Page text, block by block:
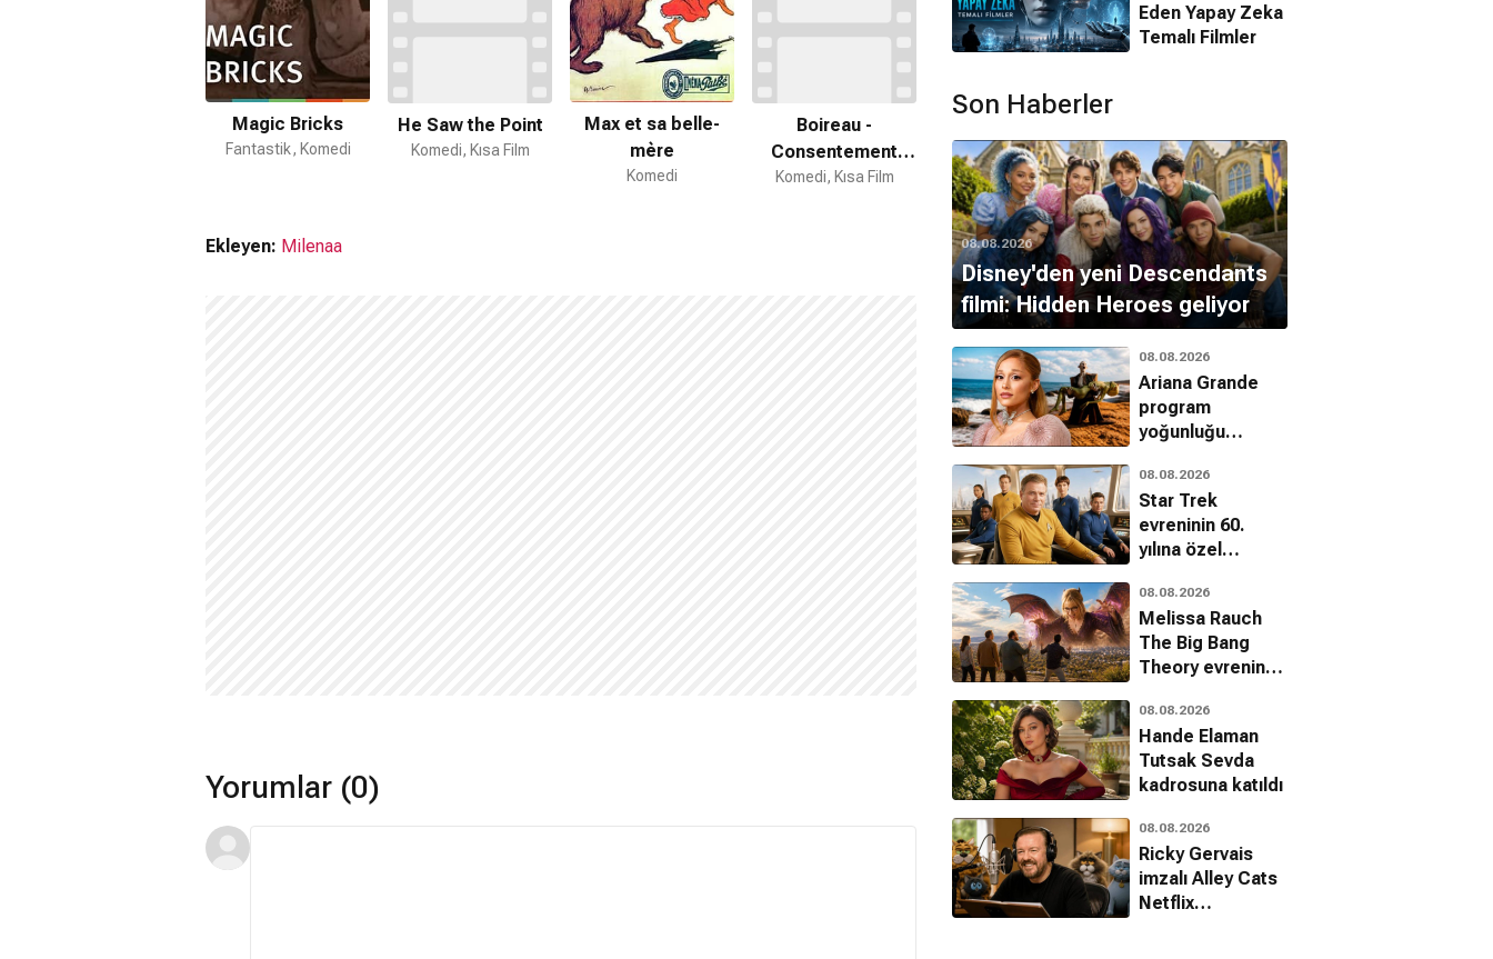
Magic Bricks
Fantastik, Komedi
He Saw the Point
Komedi, Kısa Film
Max et sa belle-
mère
Komedi
Boireau -
Consentement
Forcé
Komedi, Kısa Film
Récalcitrante
Komedi, Kısa Film
Korku, Bilim Kurgu
Ekleyen: Milenaa
Yorumlar (0)
Eden Yapay Zeka
Temalı Filmler
Son Haberler
08.08.2026
Disney'den yeni Descendants
filmi: Hidden Heroes geliyor
08.08.2026
Ariana Grande
program
yoğunluğu
American Horror
Story
kadrosundan
ayrıldı
08.08.2026
Star Trek
evreninin 60.
yılına özel
Center Seat II
geliyor
08.08.2026
Melissa Rauch
The Big Bang
Theory evrenine
dönüyor
08.08.2026
Hande Elaman
Tutsak Sevda
kadrosuna katıldı
08.08.2026
Ricky Gervais
imzalı Alley Cats
Netflix